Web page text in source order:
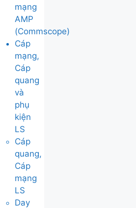
mạng
AMP
(Commscope)
Cáp
mạng,
Cáp
quang
và
phụ
kiện
LS
Cáp
quang,
Cáp
mạng
LS
Day